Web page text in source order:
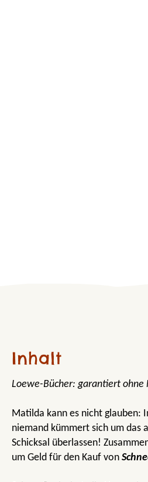
Inhalt
Loewe-Bücher: garantiert ohne
Matilda kann es nicht glauben:
niemand kümmert sich um das
Schicksal überlassen!
um Geld für den Kauf von